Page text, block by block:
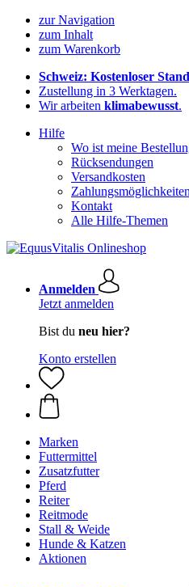
zur Navigation
zum Inhalt
zum Warenkorb
Schweiz: Kostenloser
Zustellung in 3 Werktagen.
Wir arbeiten klimabewusst.
Hilfe
Wo ist meine
Rücksendungen
Versandkosten
Zahlungsmöglichkeiten
Kontakt
Alle Hilfe-Themen
Anmelden
Jetzt anmelden
Bist du neu hier?
Konto erstellen
Marken
Futtermittel
Zusatzfutter
Pferd
Reiter
Reitmode
Stall & Weide
Hunde & Katzen
Aktionen